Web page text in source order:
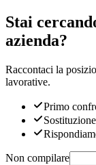
Stai
azienda?
Raccontaci la
lavorative.
Primo
Non compilare